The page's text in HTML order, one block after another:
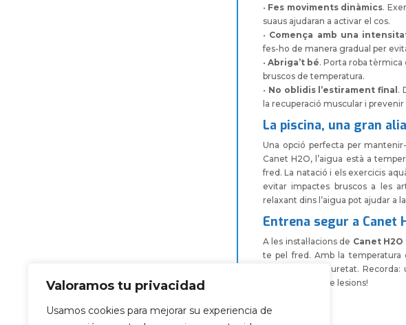
Valoramos tu privacidad
Usamos cookies para mejorar su experiencia de
• Fes moviments dinàmics.
suaus ajudaran a activar el cos.
• Comença amb una
fes-ho de manera gradual per
• Abriga’t bé. Porta roba tèrmica
bruscos de temperatura.
• No oblidis l’estirament final .
la recuperació muscular i
La piscina, una gran
Una opció perfecta per
Canet H2O, l’aigua està a
fred. La natació i els exercicis
evitar impactes bruscos a les
relaxant dins l’aigua pot ajudar a
Entrena segur a Canet
A les instal·lacions de Canet H2O
te pel fred. Amb la temperatura
comoditat i seguretat.
eficient i lliure de lesions!